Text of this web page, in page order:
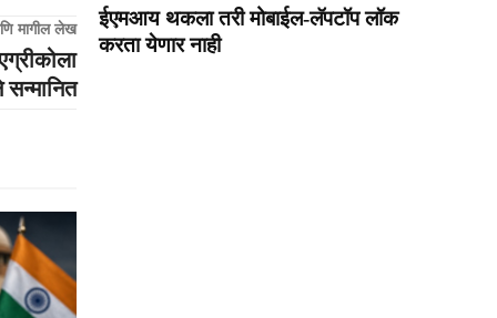
मागील लेख
ईएमआय थकला तरी मोबाईल-लॅपटॉप लॉक
करता येणार नाही